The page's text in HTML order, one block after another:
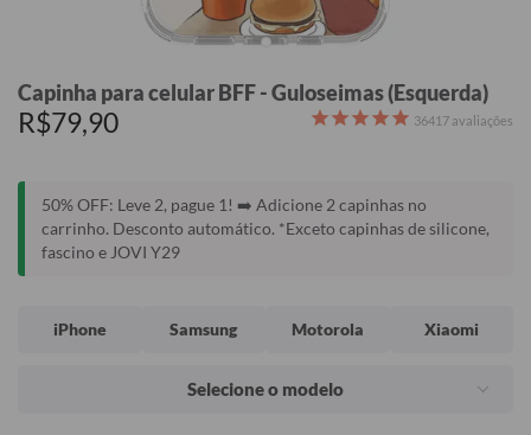
Capinha para celular BFF - Guloseimas (Esquerda)
R$79,90 36417 avaliações
50% OFF: Leve 2, pague 1! ➡️ Adicione 2 capinhas no
carrinho. Desconto automático. *Exceto capinhas de silicone,
fascino e JOVI Y29
iPhone Samsung Motorola Xiaomi
Selecione o modelo